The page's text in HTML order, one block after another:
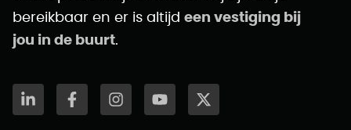
bereikbaar en er is altijd een vestiging bij
jou in de buurt.